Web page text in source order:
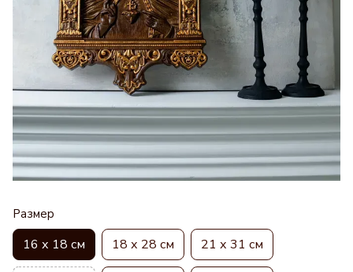
Размер
16 х 18 см 18 х 28 см 21 х 31 см